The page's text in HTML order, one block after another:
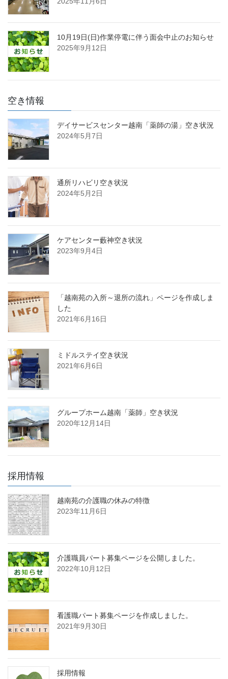
10月19日(日)作業停電に伴う面会中止のお知らせ
2025年9月12日
空き情報
デイサービスセンター越南「薬師の湯」空き状況
2024年5月7日
通所リハビリ空き状況
2024年5月2日
ケアセンター藪神空き状況
2023年9月4日
「越南苑の入所～退所の流れ」ページを作成しま
した
2021年6月16日
ミドルステイ空き状況
2021年6月6日
グループホーム越南「薬師」空き状況
2020年12月14日
採用情報
越南苑の介護職の休みの特徴
2023年11月6日
介護職員パート募集ページを公開しました。
2022年10月12日
看護職パート募集ページを作成しました。
2021年9月30日
採用情報